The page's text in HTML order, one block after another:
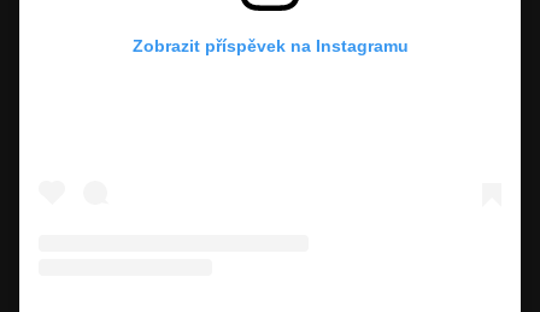
Zobrazit příspěvek na Instagramu